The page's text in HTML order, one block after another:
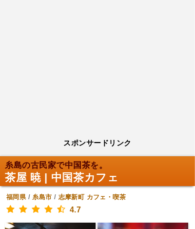
スポンサードリンク
糸島の古民家で中国茶を。
茶屋 暁 | 中国茶カフェ
福岡県/糸島市 / 志摩新町 カフェ・喫茶
4.7